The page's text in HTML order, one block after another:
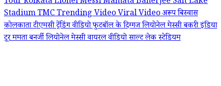
StadiumTMCTrending VideoViral Videoअरूप बिस्वास
कोलकाताटीएमसीट्रेंडिंग वीडियोफुटबॉल के दिग्गज लियोनेल मेस्सीबकरी इंडिया
टूरममता बनर्जीलियोनेल मेस्सीवायरल वीडियोसाल्ट लेक स्टेडियम